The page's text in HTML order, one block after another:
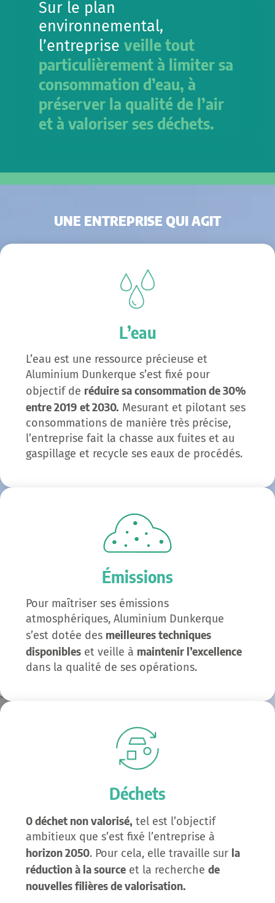
Sur le plan
environnemental,
l’entreprise veille tout
particulièrement à limiter sa
consommation d’eau, à
préserver la qualité de l’air
et à valoriser ses déchets.
UNE ENTREPRISE QUI AGIT
L’eau
L’eau est une ressource précieuse et
Aluminium Dunkerque s’est fixé pour
objectif de réduire sa consommation de 30%
entre 2019 et 2030. Mesurant et pilotant ses
consommations de manière très précise,
l’entreprise fait la chasse aux fuites et au
gaspillage et recycle ses eaux de procédés.
Émissions
Pour maîtriser ses émissions
atmosphériques, Aluminium Dunkerque
s’est dotée des meilleures techniques
disponibles et veille à maintenir l’excellence
dans la qualité de ses opérations.
Déchets
0 déchet non valorisé, tel est l’objectif
ambitieux que s’est fixé l’entreprise à
horizon 2050. Pour cela, elle travaille sur la
réduction à la source et la recherche de
nouvelles filières de valorisation.